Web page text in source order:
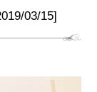
03/15]